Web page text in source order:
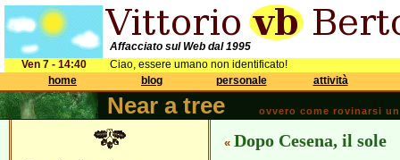
Affacciato sul Web dal 1995
Ven 7 - 14:40
Ciao, essere umano non identificato!
home
blog personale attività
Near a tree ovvero come rovinarsi
« Dopo Cesena, il sole